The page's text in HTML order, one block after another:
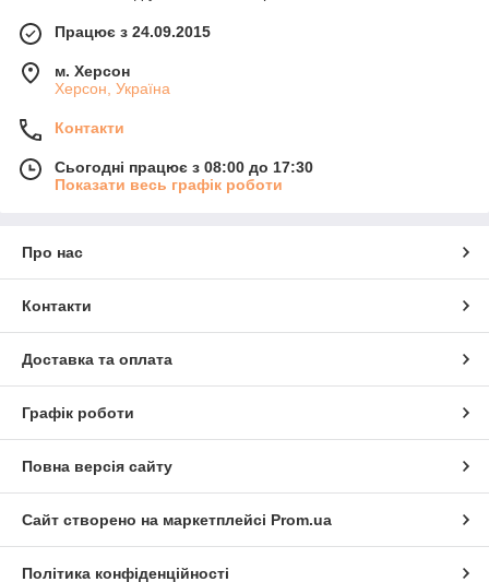
Працює з 24.09.2015
м. Херсон
Херсон, Україна
Контакти
Сьогодні працює з 08:00 до 17:30
Показати весь графік роботи
Про нас
Контакти
Доставка та оплата
Графік роботи
Повна версія сайту
Сайт створено на маркетплейсі Prom.ua
Політика конфіденційності